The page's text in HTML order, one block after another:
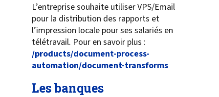
L’entreprise souhaite utiliser VPS/Email
pour la distribution des rapports et
l’impression locale pour ses salariés en
télétravail. Pour en savoir plus :
/products/document-process-
automation/document-transforms
Les banques